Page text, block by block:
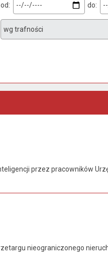
od: do:
przez pracowników
nieograniczonego